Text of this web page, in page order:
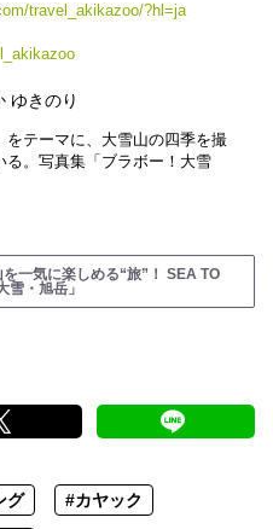
travel_akikazoo/?hl=ja
ゆきのり
をテーマに、大雪山の四季を撮
る。写真集「ブラボー！大雪
一気に楽しめる“旅”！ SEA TO
雪・旭岳」
グ #カヤック